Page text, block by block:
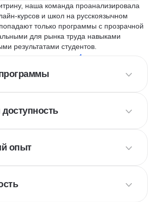
наша команда проанализировала
курсов и школ на русскоязычном
только программы с прозрачной
для рынка труда навыками
результатами студентов.
мы оцениваем по
4 критериям
опыт